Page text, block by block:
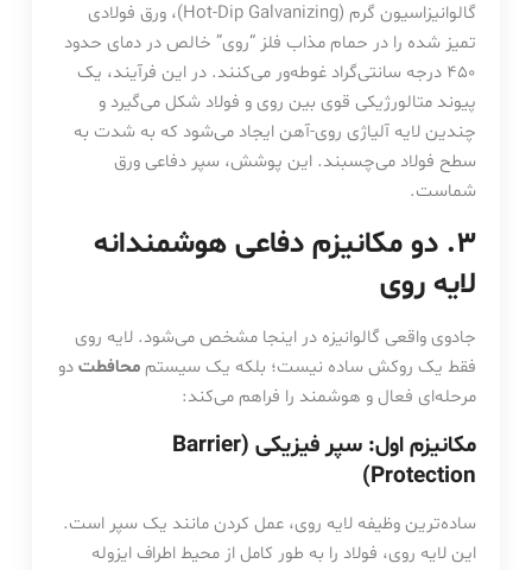
گالوانیزاسیون گرم (Hot-Dip Galvanizing)، ورق فولادی
تمیز شده را در حمام مذاب فلز “روی” خالص در دمای حدود
۴۵۰ درجه سانتی‌گراد غوطه‌ور می‌کنند. در این فرآیند، یک
پیوند متالورژیکی قوی بین روی و فولاد شکل می‌گیرد و
چندین لایه آلیاژی روی-آهن ایجاد می‌شود که به شدت به
سطح فولاد می‌چسبند. این پوشش، سپر دفاعی ورق
شماست.
۳. دو مکانیزم دفاعی هوشمندانه
لایه روی
جادوی واقعی گالوانیزه در اینجا مشخص می‌شود. لایه روی
فقط یک روکش ساده نیست؛ بلکه یک سیستم محافطتدو
مرحله‌ای فعال و هوشمند را فراهم می‌کند:
مکانیزم اول: سپر فیزیکی (Barrier
Protection)
ساده‌ترین وظیفه لایه روی، عمل کردن مانند یک سپر است.
این لایه روی، فولاد را به طور کامل از محیط اطراف ایزوله